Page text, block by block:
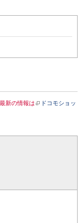
新の情報は
ドコモショッ